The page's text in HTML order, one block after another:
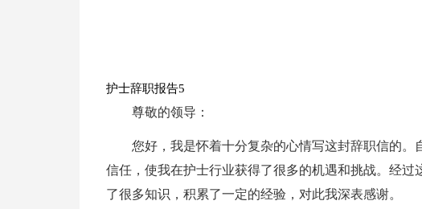
护士辞职报告5
尊敬的领导：
您好，我是怀着十分复杂的心情写这封辞职信的
信任，使我在护士行业获得了很多的机遇和挑战。经过
了很多知识，积累了一定的经验，对此我深表感谢。